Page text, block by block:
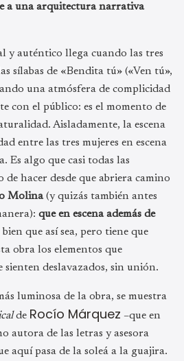
a una arquitectura narrativa
y auténtico llega cuando las tres
sílabas de «Bendita tú» («Ven tú»,
una atmósfera de complicidad
con el público: es el momento de
Aisladamente, la escena
entre las tres mujeres en escena
Es algo que casi todas las
hacer desde que abriera camino
Molina(y quizás también antes
que en escena además de
bien que así sea, pero tiene que
obra los elementos que
sienten deslavazados, sin unión.
luminosa de la obra, se muestra
de Rocío Márquez –que en
autora de las letras y asesora
aquí pasa de la soleá a la guajira.